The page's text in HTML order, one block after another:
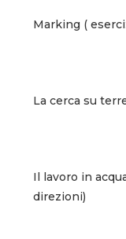
Marking (
La cerca su
Il lavoro in
direzioni)